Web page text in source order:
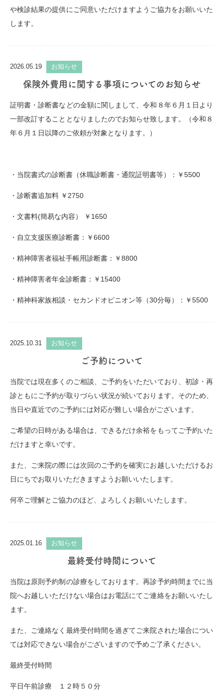
や検診結果の提供にご同意いただけますようご協力をお願いいた
します。
2026.05.19 お知らせ
保険外費用に関する事項についてのお知らせ
証明書・診断書などの金額に関しまして、令和８年６月１日より
一部改訂することとなりましたのでお知らせ致します。（令和８
年６月１日以降のご依頼が対象となります。）
・当院書式の診断書（休職診断書・通院証明書等）：￥5500
・診断書追加料 ￥ 2750
・文書料(簡易な内容） ￥ 1650
・自立支援医療診断書：￥6600
・精神障害者福祉手帳用診断書：￥8800
・精神障害者年金診断書：￥ 15400
・精神科家族相談・セカンドオピニオン等（30分毎）：￥5500
2025.10.31 お知らせ
ご予約について
当院では現在多くのご相談、ご予約をいただいており、初診・再
診ともにご予約が取りづらい状況が続いております。そのため、
当日や直近でのご予約には対応が難しい場合がございます。
ご希望の日時がある場合は、できるだけ余裕をもってご予約いた
だけますと幸いです。
また、ご来院の際には次回のご予約を確実にお越しいただけるお
日にちでお取りいただきますようお願いいたします。
何卒ご理解とご協力のほど、よろしくお願いいたします。
2025.01.16 お知らせ
最終受付時間について
当院は原則予約制の診療をしております。再診予約時間までに当
院へお越しいただけない場合はお電話にてご連絡をお願いいたし
ます。
また、ご連絡なく最終受付時間を過ぎてご来院された場合につい
ては対応できない場合がございますので予めご了承ください。
最終受付時間
平日午前診療 １２時５０分